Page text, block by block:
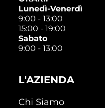
Lunedì-Venerdì
9:00 - 13:00
15:00 - 19:00
Sabato
9:00 - 13:00
L'AZIENDA
Chi Siamo